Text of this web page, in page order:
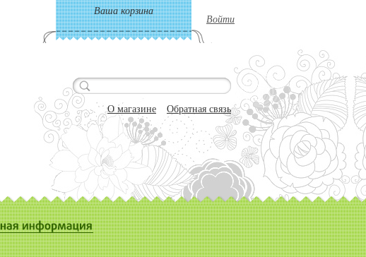
Ваша корзина
Войти
О магазине Обратная связь